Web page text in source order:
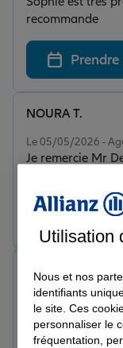
recommande
Prendre
Le 05/05/2026 -
Je remercie Mr
NOURA T.
Prendre
Note de 5 sur 5
Le 26/03/2026 -
david b.
Prendre
Utilisation
Nous et nos
identifiants
le site. Ces
personnaliser le
fréquentation,